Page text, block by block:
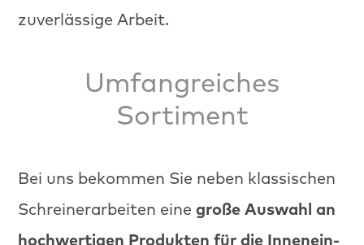
zuver­läs­sige Arbeit.
Umfangreiches
Sortiment
Bei uns bekom­men Sie neben klas­sis­chen
Schreinerar­beit­en einegroße Auswahl an
hochw­er­ti­gen Pro­duk­ten für die Innenein­